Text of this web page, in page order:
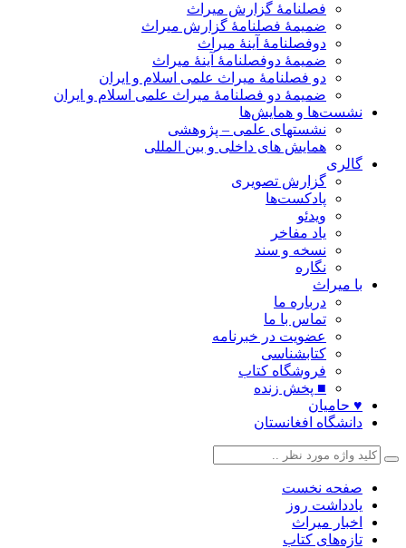
فصلنامۀ گزارش میراث
ضمیمۀ فصلنامۀ گزارش میراث
دوفصلنامۀ آینۀ میراث
ضمیمۀ دوفصلنامۀ آینۀ میراث
دو فصلنامۀ میراث علمی اسلام و ایران
ضمیمۀ دو فصلنامۀ میراث علمی اسلام و ایران
نشست‌ها و همایش‌ها
نشستهای علمی – پژوهشی
همایش های داخلی و بین المللی
گالری
گزارش تصویری
پادکست‌ها
ویدئو
یاد مفاخر
نسخه و سند
نگاره
با میراث
درباره ما
تماس با ما
عضویت در خبرنامه
کتابشناسی
فروشگاه کتاب
■ پخش زنده
♥ حامیان
دانشگاه افغانستان
صفحه نخست
یادداشت روز
اخبار میراث
تازه‌های کتاب